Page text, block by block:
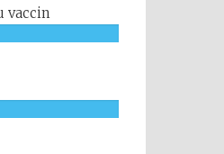
vaccin